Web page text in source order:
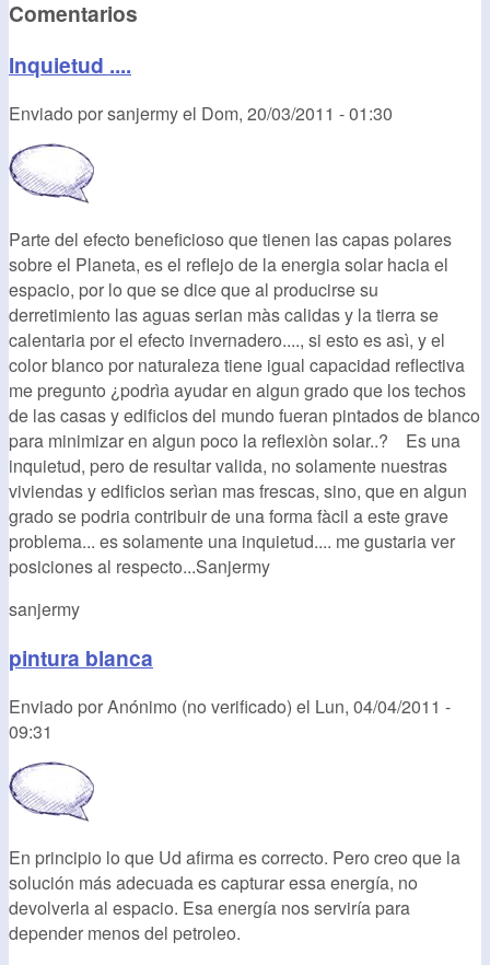
Comentarios
Inquietud ....
Enviado porsanjermyel Dom, 20/03/2011 - 01:30
Parte del efecto beneficioso que tienen las capas polares
sobre el Planeta, es el reflejo de la energia solar hacia el
espacio, por lo que se dice que al producirse su
derretimiento las aguas serian màs calidas y la tierra se
calentaria por el efecto invernadero...., si esto es asì, y el
color blanco por naturaleza tiene igual capacidad reflectiva
me pregunto ¿podrìa ayudar en algun grado que los techos
de las casas y edificios del mundo fueran pintados de blanco
para minimizar en algun poco la reflexiòn solar..? Es una
inquietud, pero de resultar valida, no solamente nuestras
viviendas y edificios serìan mas frescas, sino, que en algun
grado se podria contribuir de una forma fàcil a este grave
problema... es solamente una inquietud.... me gustaria ver
posiciones al respecto...Sanjermy
sanjermy
pintura blanca
Enviado porAnónimo (no verificado) el Lun, 04/04/2011 -
09:31
En principio lo que Ud afirma es correcto. Pero creo que la
solución más adecuada es capturar essa energía, no
devolverla al espacio. Esa energía nos serviría para
depender menos del petroleo.